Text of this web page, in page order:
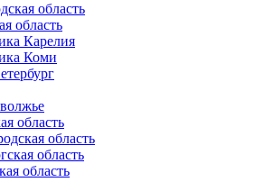
область
область
Карелия
Коми
область
область
область
область